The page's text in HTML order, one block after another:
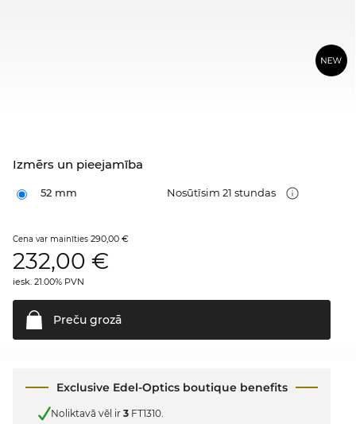
Izmērs un pieejamība
52 mm Nosūtīsim 21 stundas
Cena var mainīties 290,00 €
232,00 €
iesk. 21.00% PVN
Preču grozā
Exclusive Edel-Optics boutique benefits
Noliktavā vēl ir 3 FT1310.